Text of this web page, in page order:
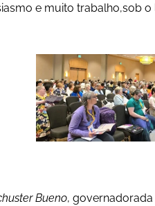
e muito trabalho,sob o
Bueno, governadorada